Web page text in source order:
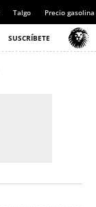
Talgo Precio gasolina